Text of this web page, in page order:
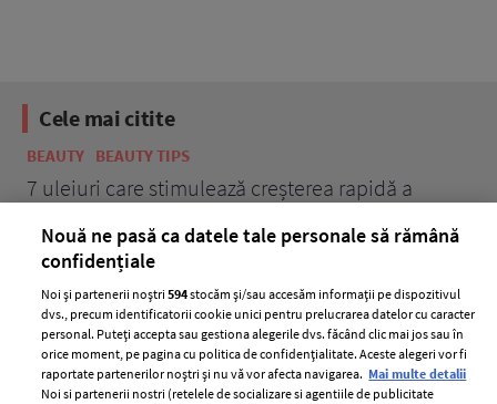
Cele mai citite
BEAUTY BEAUTY TIPS
7 uleiuri care stimulează creșterea rapidă a
Nouă ne pasă ca datele tale personale să rămână
confidențiale
Noi și partenerii noștri594stocăm și/sau accesăm informații pe dispozitivul
dvs., precum identificatorii cookie unici pentru prelucrarea datelor cu caracter
personal. Puteți accepta sau gestiona alegerile dvs. făcând clic mai jos sau în
orice moment, pe pagina cu politica de confidențialitate. Aceste alegeri vor fi
raportate partenerilor noștri și nu vă vor afecta navigarea. Mai multe detalii
Noi si partenerii nostri (retelele de socializare si agentiile de publicitate